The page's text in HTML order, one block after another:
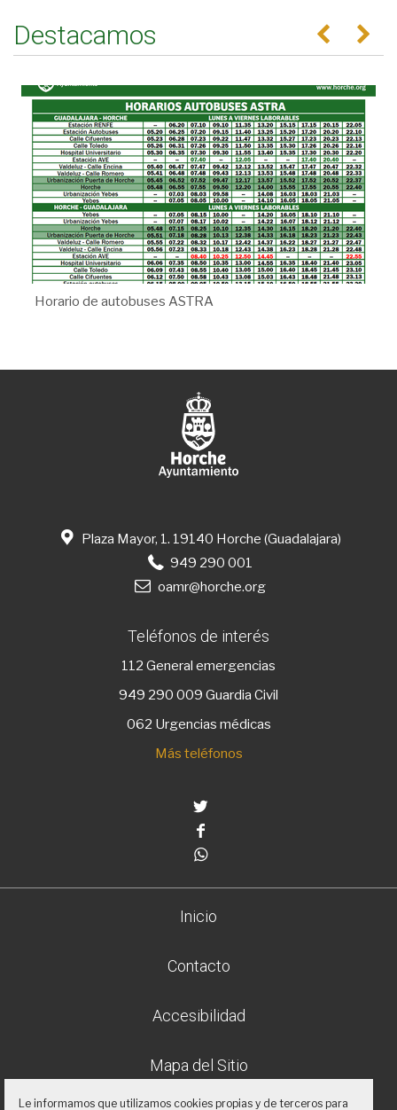
Destacamos Anterior
Horario de autobuses ASTRA
Plaza Mayor, 1. 19140 Horche (Guadalajara)
949 290 001
oamr@horche.org
Teléfonos de interés
112 General emergencias
949 290 009 Guardia Civil
062 Urgencias médicas
Más teléfonos
Inicio
Contacto
Accesibilidad
Mapa del Sitio
Le informamos que utilizamos cookies propias y de terceros para